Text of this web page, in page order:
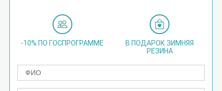
-10% ПО ГОСПРОГРАММЕ
В ПОДАРОК ЗИМНЯЯ
РЕЗИНА